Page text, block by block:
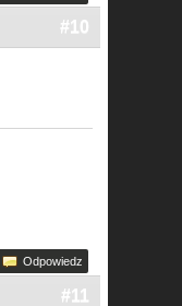
#10
Odpowiedz
#11